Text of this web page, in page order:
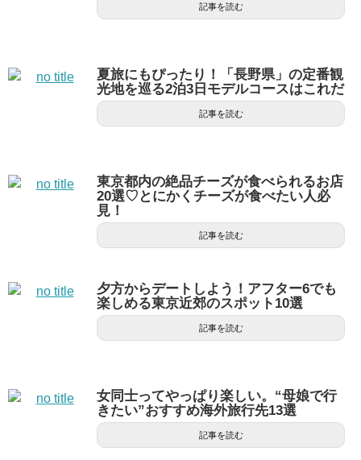
記事を読む
夏旅にもぴったり！「長野県」の定番観
光地を巡る2泊3日モデルコースはこれだ
記事を読む
東京都内の絶品チーズが食べられるお店
20選♡とにかくチーズが食べたい人必
見！
記事を読む
夕方からデートしよう！アフター6でも
楽しめる東京近郊のスポット10選
記事を読む
女同士ってやっぱり楽しい。“母娘で行
きたい”おすすめ海外旅行先13選
記事を読む